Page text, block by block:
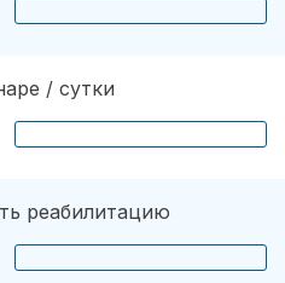
/ сутки
реабилитацию